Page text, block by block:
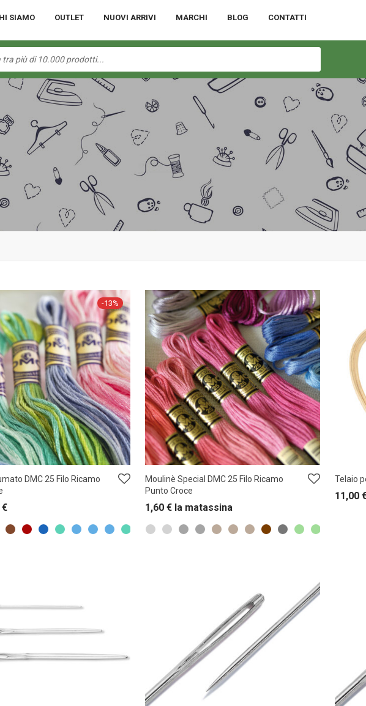
SIAMO OUTLET NUOVI ARRIVI MARCHI BLOG CONTATTI
-13%
DMC 25 Filo Ricamo
€
Moulinè Special DMC 25 Filo Ricamo
Punto Croce
1,60 € la matassina
Telaio
11,00